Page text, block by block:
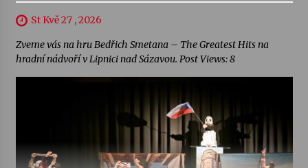
St Kvě 27 , 2026
Zveme vás na hru Bedřich Smetana – The Greatest Hits na
hradní nádvoří v Lipnici nad Sázavou. Post Views: 8